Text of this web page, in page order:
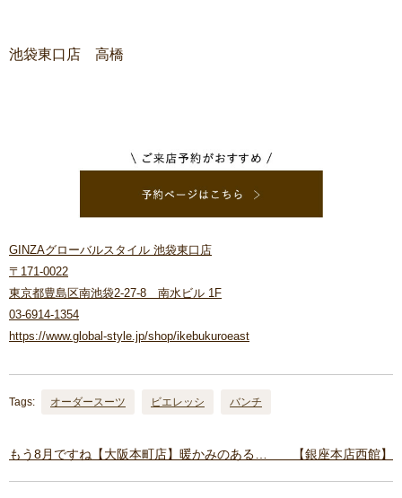
池袋東口店 高橋
GINZAグローバルスタイル 池袋東口店
〒171-0022
東京都豊島区南池袋2-27-8 南水ビル 1F
03-6914-1354
https://www.global-style.jp/shop/ikebukuroeast
Tags: オーダースーツ ビエレッシ バンチ
もう8月ですね【大阪本町店】 暖かみのある… 【銀座本店西館】